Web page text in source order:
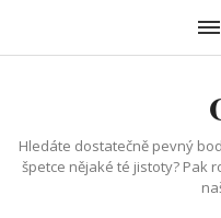
na
Enter)
Hledáte dostatečně pevný
špetce nějaké té jistoty? Pak